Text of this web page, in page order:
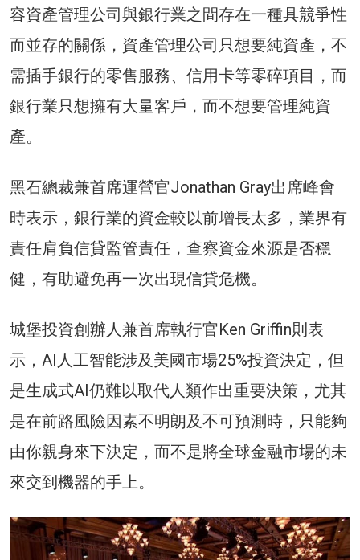
容資產管理公司與銀行業之間存在一種具競爭性
而並存的關係，資產管理公司只想要純資產，不
需插手銀行的零售服務、信用卡等零碎項目，而
銀行業只想擁有大量客戶，而不想要管理純資
產。
黑石總裁兼首席運營官Jonathan Gray出席峰會
時表示，銀行業的資金較以前增長太多，業界有
責任肩負信貸監管責任，查察資金來源是否穩
健，有助避免再一次出現信貸危機。
城堡投資創辦人兼首席執行官Ken Griffin則表
示，AI人工智能涉及美國市場25%投資決定，但
是生成式AI仍難以取代人類作出重要決策，尤其
是在前路風險因素不明朗及不可預測時，只能夠
由你親身來下決定，而不是將全球金融市場的未
來交到機器的手上。